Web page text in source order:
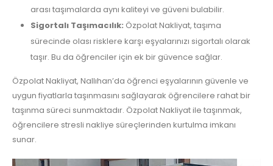
arası taşımalarda aynı kaliteyi ve güveni bulabilir.
Sigortalı Taşımacılık: Özpolat Nakliyat, taşıma
sürecinde olası risklere karşı eşyalarınızı sigortalı olarak
taşır. Bu da öğrenciler için ek bir güvence sağlar.
Özpolat Nakliyat, Nallıhan’da öğrenci eşyalarının güvenle ve
uygun fiyatlarla taşınmasını sağlayarak öğrencilere rahat bir
taşınma süreci sunmaktadır. Özpolat Nakliyat ile taşınmak,
öğrencilere stresli nakliye süreçlerinden kurtulma imkanı
sunar.